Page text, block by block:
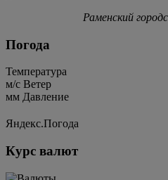
Раменский
Погода
Температура
м/c Ветер
мм Давление
Яндекс.Погода
Курс валют